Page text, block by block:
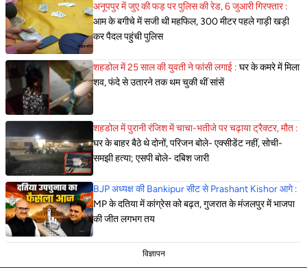
अनूपपुर में जुए की फड़ पर पुलिस की रेड, 6 जुआरी गिरफ्तार :
आम के बगीचे में सजी थी महफिल, 300 मीटर पहले गाड़ी खड़ी
कर पैदल पहुंची पुलिस
शहडोल में 25 साल की युवती ने फांसी लगाई : घर के कमरे में मिला
शव, फंदे से उतारने तक थम चुकी थीं सांसें
शहडोल में पुरानी रंजिश में चाचा-भतीजे पर चढ़ाया ट्रैक्टर, मौत :
घर के बाहर बैठे थे दोनों, परिजन बोले- एक्सीडेंट नहीं, सोची-
समझी हत्या; एसपी बोले- दबिश जारी
BJP अध्यक्ष की Bankipur सीट से Prashant Kishor आगे :
MP के दतिया में कांग्रेस को बढ़त, गुजरात के मंजलपुर में भाजपा
की जीत लगभग तय
विज्ञापन